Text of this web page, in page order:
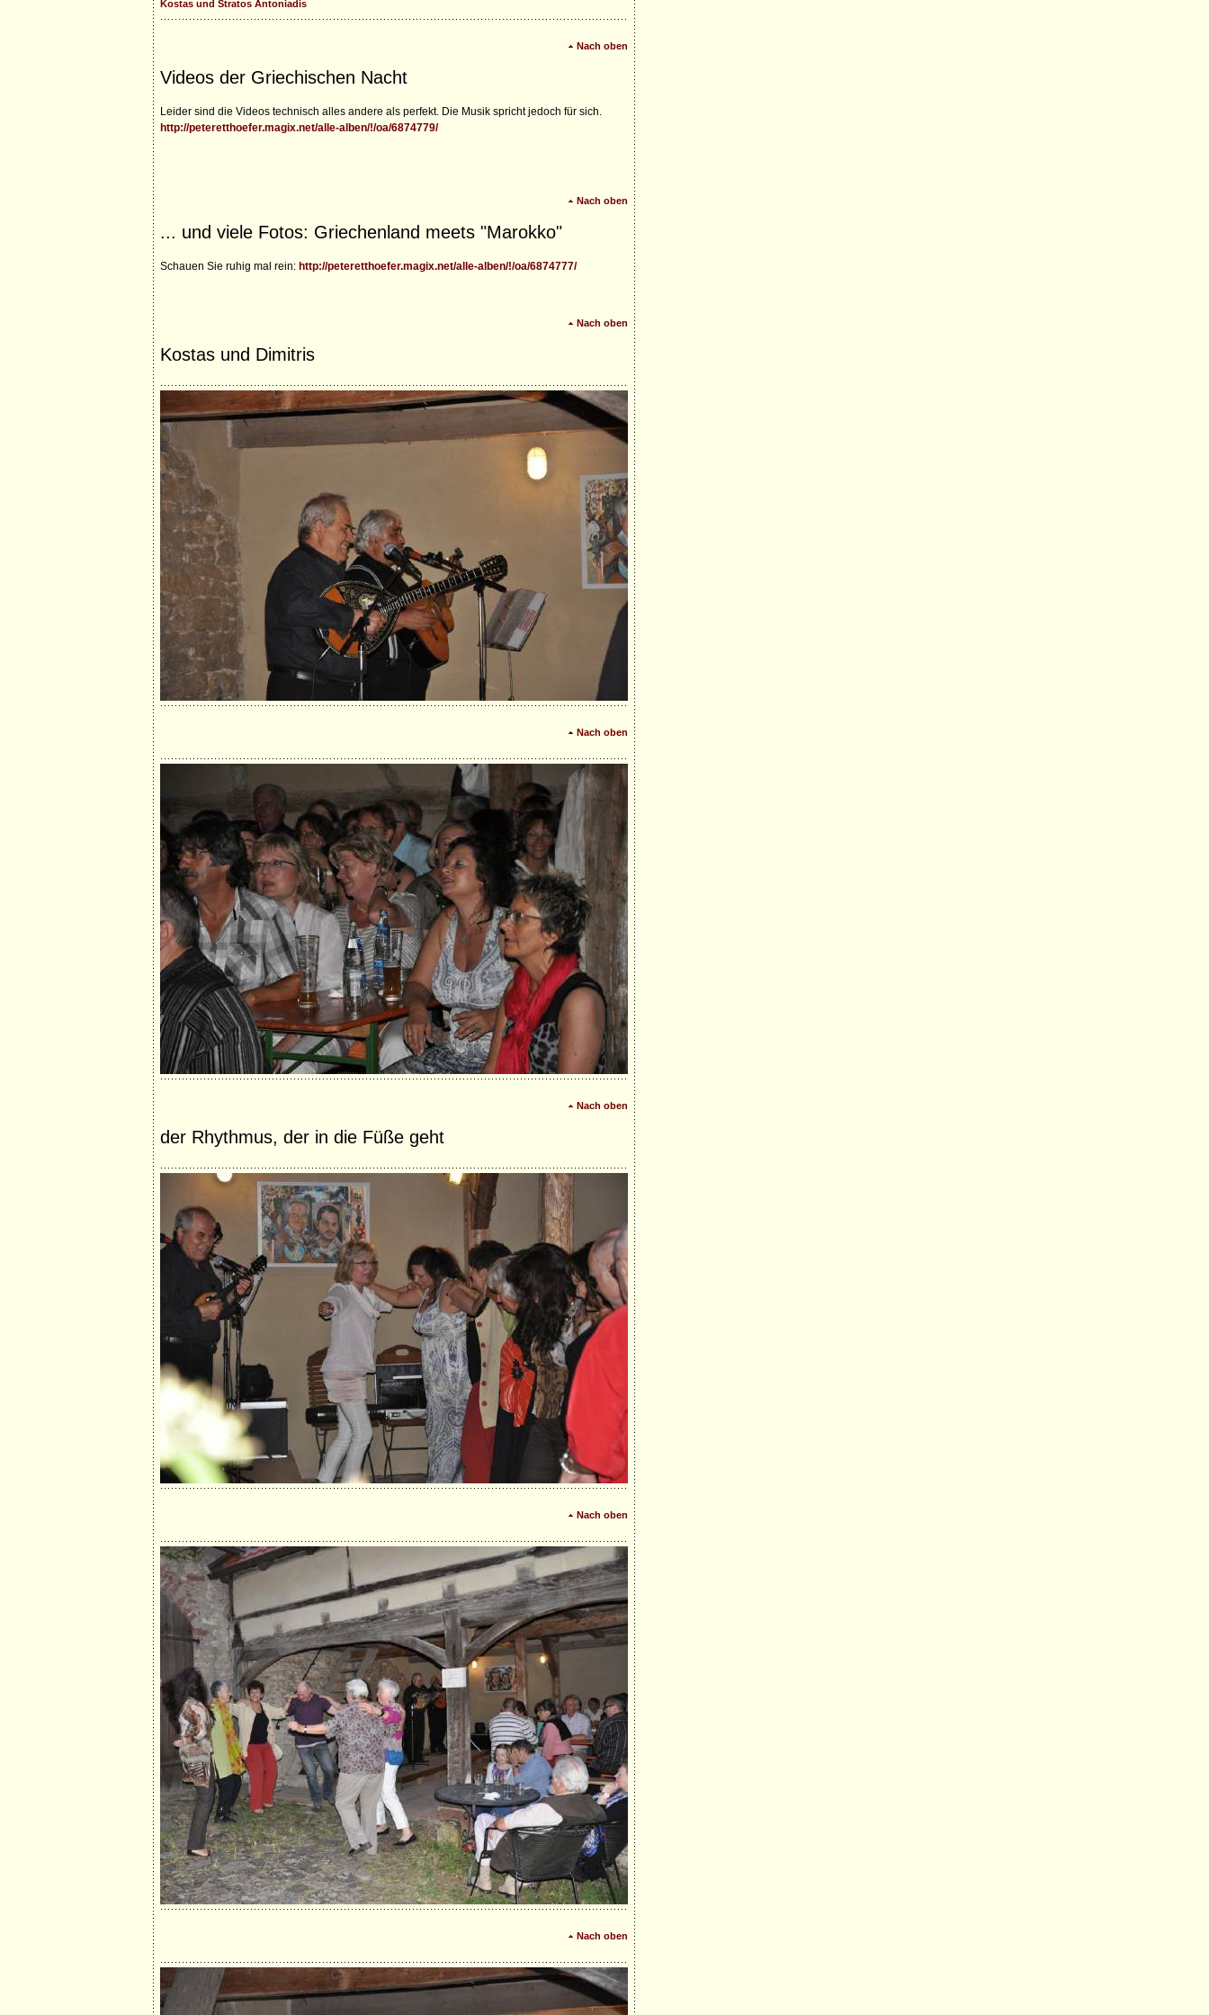
Kostas und Stratos Antoniadis
Nach oben
Videos der Griechischen Nacht
Leider sind die Videos technisch alles andere als perfekt. Die Musik spricht jedoch für sich.
http://peteretthoefer.magix.net/alle-alben/!/oa/6874779/
Nach oben
... und viele Fotos: Griechenland meets "Marokko"
Schauen Sie ruhig mal rein: http://peteretthoefer.magix.net/alle-alben/!/oa/6874777/
Nach oben
Kostas und Dimitris
Nach oben
Nach oben
der Rhythmus, der in die Füße geht
Nach oben
Nach oben